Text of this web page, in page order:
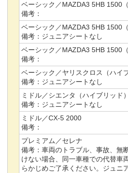
ベーシック／MAZDA3 5HB 1500（
備考：
ベーシック／MAZDA3 5HB 1500（
備考： ジュニアシートなし
ベーシック／MAZDA3 5HB 1500（
備考：
ベーシック／ヤリスクロス（ハイ
備考： ジュニアシートなし
ミドル／シエンタ（ハイブリッド）
備考： ジュニアシートなし
ミドル／CX-5 2000
備考：
プレミアム／セレナ
備考： 車両のトラブル、事故、無
けない場合、同一車種での代替車
らかじめご了承ください。ジュニ